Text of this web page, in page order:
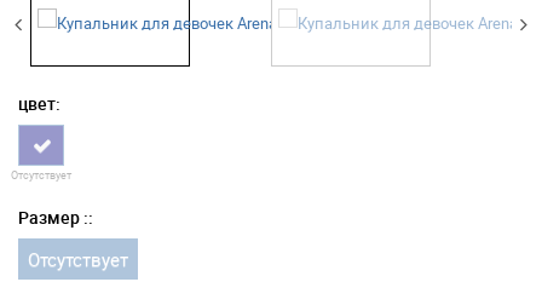
цвет:
Отсутствует
Размер ::
Отсутствует